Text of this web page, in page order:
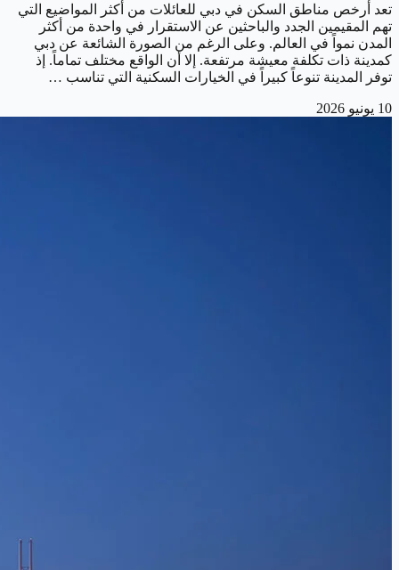
تعد أرخص مناطق السكن في دبي للعائلات من أكثر المواضيع التي
تهم المقيمين الجدد والباحثين عن الاستقرار في واحدة من أكثر
المدن نمواً في العالم. وعلى الرغم من الصورة الشائعة عن دبي
كمدينة ذات تكلفة معيشة مرتفعة. إلا أن الواقع مختلف تماماً. إذ
توفر المدينة تنوعاً كبيراً في الخيارات السكنية التي تناسب …
10 يونيو 2026